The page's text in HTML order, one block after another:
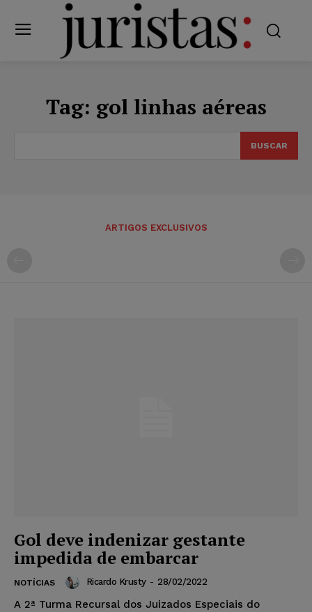
Tag: gol linhas aéreas
BUSCAR
ARTIGOS EXCLUSIVOS
Gol deve indenizar gestante
impedida de embarcar
NOTÍCIAS Ricardo Krusty - 28/02/2022
A 2ª Turma Recursal dos Juizados Especiais do